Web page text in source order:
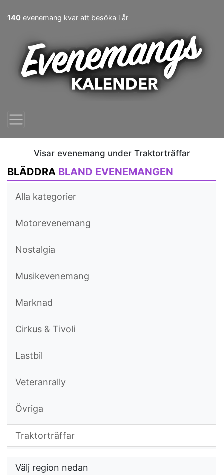
140 evenemang kvar att besöka i år
Visar evenemang under Traktorträffar
BLÄDDRA BLAND EVENEMANGEN
Alla kategorier
Motorevenemang
Nostalgia
Musikevenemang
Marknad
Cirkus & Tivoli
Lastbil
Veteranrally
Övriga
Traktorträffar
Välj region nedan